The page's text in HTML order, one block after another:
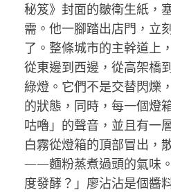
秘笈》封面的皺衛生紙，
需。他一腳踏出店門，立
了。整條城市的主幹道上
從東邊到西邊，從高架橋
綠燈。它們不是交替閃爍
的狀態，同時，每一個燈
咕嚕」的聲音，並且有一
白霧從燈箱的頂部冒出，
——麵粉蒸煮過頭的氣味
度發酵？」廖沾沾是個醬